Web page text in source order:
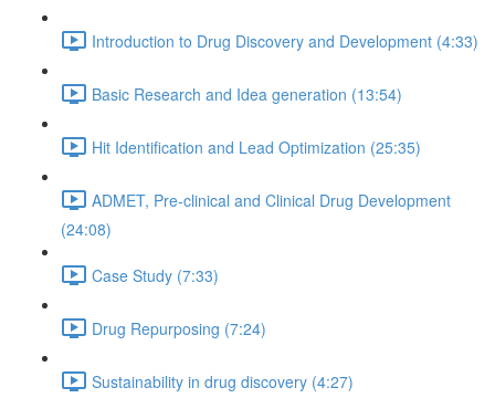
Introduction to Drug Discovery and Development (4:33)
Basic Research and Idea generation (13:54)
Hit Identification and Lead Optimization (25:35)
ADMET, Pre-clinical and Clinical Drug Development
(24:08)
Case Study (7:33)
Drug Repurposing (7:24)
Sustainability in drug discovery (4:27)